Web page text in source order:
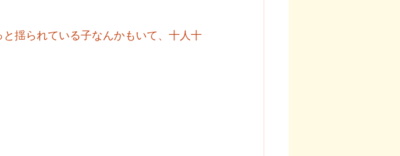
揺られている子なんかもいて、十人十